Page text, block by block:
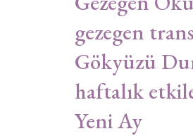
gezegen
Gökyüzü
haftalık
Yeni Ay